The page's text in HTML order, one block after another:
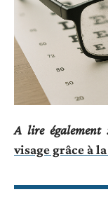
A lire également
visage grâce à